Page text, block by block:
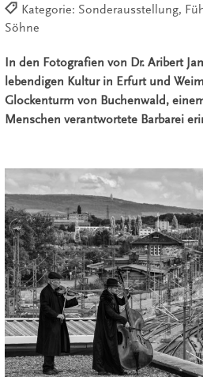
Kategorie: Sonderausstellung,
Söhne
In den Fotografien von Dr. Aribert
lebendigen Kultur in Erfurt und
Glockenturm von Buchenwald,
Menschen verantwortete Barbarei